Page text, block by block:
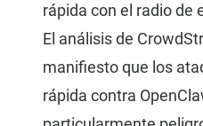
rápida con el radio de
El análisis de
manifiesto que los
rápida contra